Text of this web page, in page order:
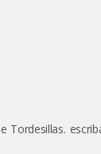
Tordesillas.